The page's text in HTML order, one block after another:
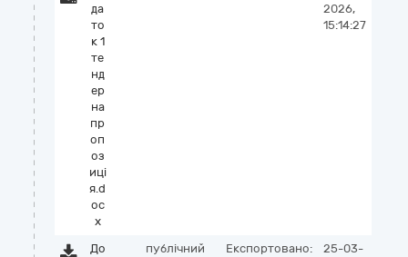
да
то
к 1
те
нд
ер
на
пр
оп
оз
иці
я.d
oc
x
2026,
15:14:27
До
публічний Експортовано:
25-03-